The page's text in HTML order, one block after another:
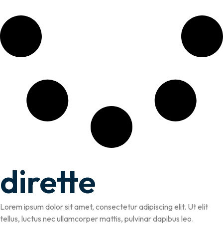
dirette
Lorem ipsum dolor sit amet, consectetur adipiscing elit. Ut elit
tellus, luctus nec ullamcorper mattis, pulvinar dapibus leo.